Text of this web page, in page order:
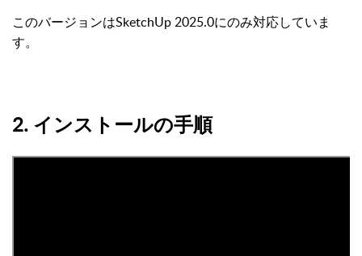
このバージョンはSketchUp 2025.0にのみ対応していま
す。
2. インストールの手順